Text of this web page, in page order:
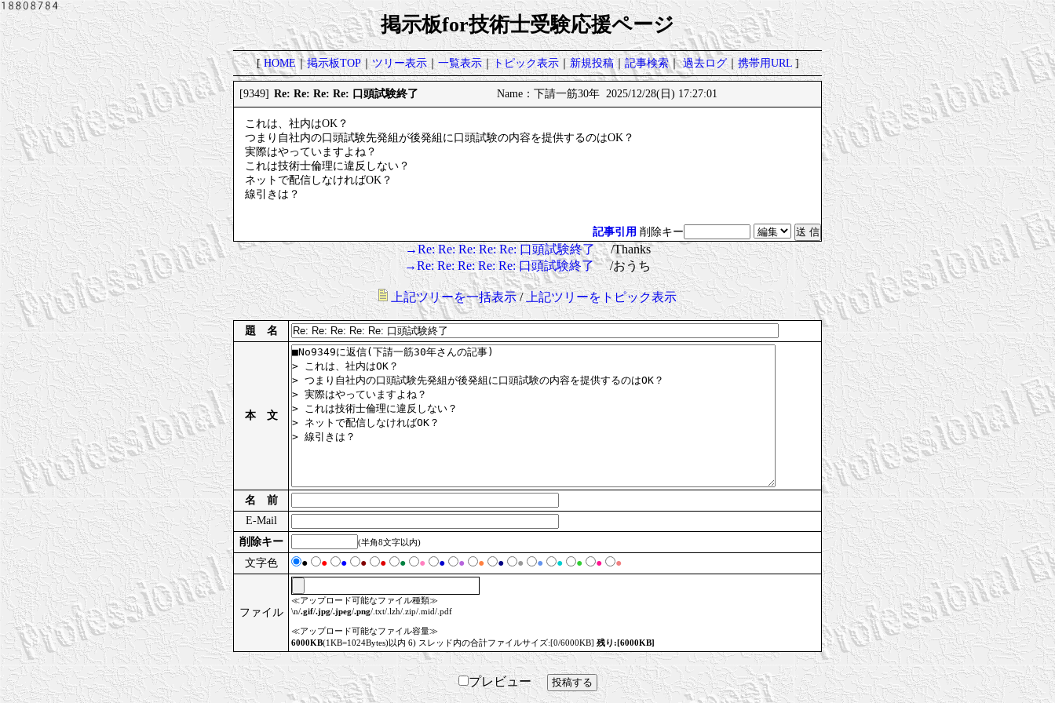
掲示板for技術士受験応援ページ
[HOME｜掲示板TOP｜ツリー表示｜一覧表示｜トピック表示｜新規投稿｜記事検索｜過去ログ｜携帯用URL]
[9349] Re: Re: Re: Re: 口頭試験終了 Name：下請一筋30年 2025/12/28(日) 17:27:01
これは、社内はOK？
つまり自社内の口頭試験先発組が後発組に口頭試験の内容を提供するのはOK？
実際はやっていますよね？
これは技術士倫理に違反しない？
ネットで配信しなければOK？
線引きは？
記事引用 削除キー
→Re: Re: Re: Re: Re: 口頭試験終了/Thanks
→Re: Re: Re: Re: Re: 口頭試験終了/おうち
上記ツリーを一括表示/上記ツリーをトピック表示
題 名
本 文
名 前
E-Mail
削除キー
(半角8文字以内)
文字色 ● ● ● ● ● ● ● ● ● ● ● ● ● ● ● ● ●
ファイル
≪アップロード可能なファイル種類≫
\n/.gif/.jpg/.jpeg/.png/.txt/.lzh/.zip/.mid/.pdf
≪アップロード可能なファイル容量≫
6000KB(1KB=1024Bytes)以内 6) スレッド内の合計ファイルサイズ:[0/6000KB] 残り:[6000KB]
プレビュー